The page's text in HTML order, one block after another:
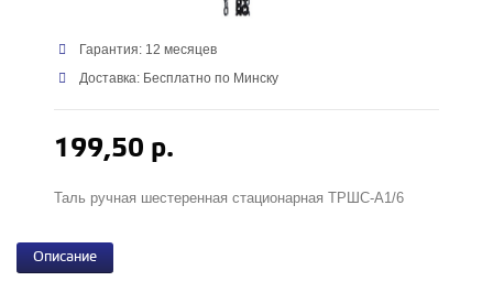
Гарантия: 12 месяцев
Доставка: Бесплатно по Минску
199,50 р.
Таль ручная шестеренная стационарная ТРШС-А1/6
Описание